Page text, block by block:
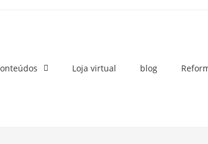
Loja virtual blog